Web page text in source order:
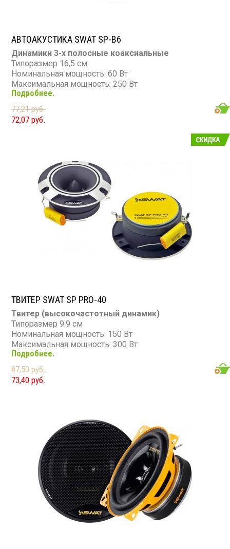
АВТОАКУСТИКА SWAT SP-B6
Динамики 3-х полосные коаксиальные
Типоразмер 16,5 см
Номинальная мощность: 60 Вт
Максимальная мощность: 250 Вт
Диапазон частот: 50 - 20 000 Гц
Чувствительность: 89 дБ
Подробнее.
77,21 руб.
72,07 руб.
ТВИТЕР SWAT SP PRO-40
Твитер (высокочастотный динамик)
Типоразмер 9.9 см
Номинальная мощность: 150 Вт
Максимальная мощность: 300 Вт
Диапазон частот: 2 000 - 20 000 Гц
Чувствительность: 95 дБ
Сопротивление: 4 Ом
Подробнее.
87,50 руб.
73,40 руб.